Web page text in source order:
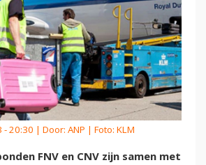
- 20:30 | Door: ANP | Foto: KLM
FNV en CNV zijn samen met